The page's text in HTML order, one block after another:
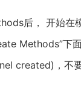
后， 开始在
Methods”下
created)，不